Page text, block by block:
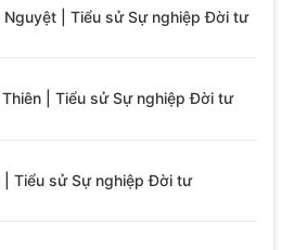
Nguyệt | Tiểu sử Sự nghiệp Đời tư
| Tiểu sử Sự nghiệp Đời tư
| Tiểu sử Sự nghiệp Đời tư